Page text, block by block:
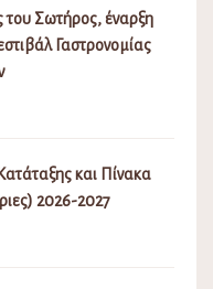
Σωτήρος, έναρξη
Γαστρονομίας
και Πίνακα
2026-2027